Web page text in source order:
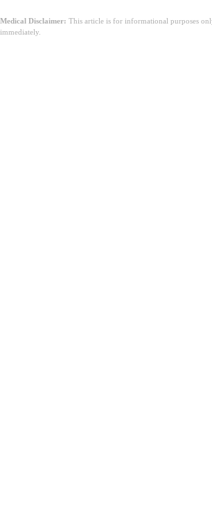
Medical Disclaimer: This article is for informational purposes
immediately.